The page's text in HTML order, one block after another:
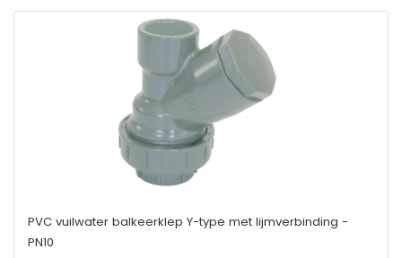
PVC vuilwater balkeerklep Y-type met lijmverbinding -
PN10